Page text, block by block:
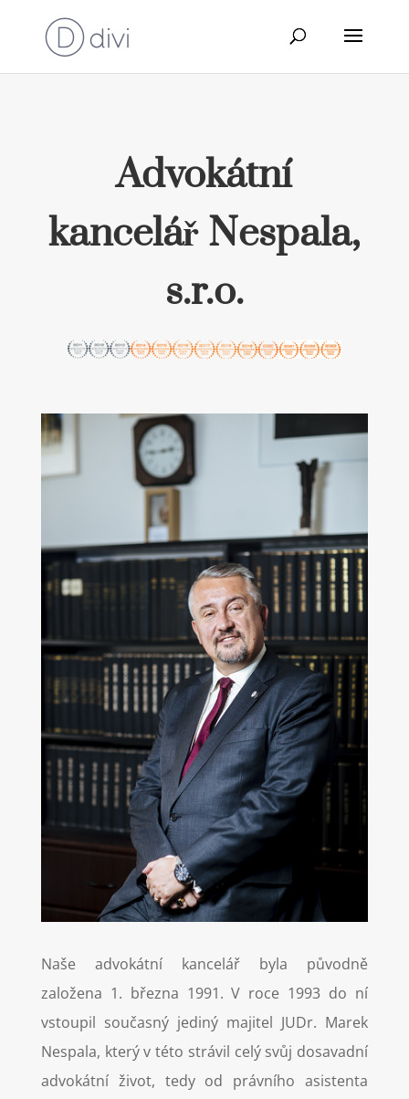
Advokátní
kancelář Nespala,
s.r.o.
Naše advokátní kancelář byla původně
založena 1. března 1991. V roce 1993 do ní
vstoupil současný jediný majitel JUDr. Marek
Nespala, který v této strávil celý svůj dosavadní
advokátní život, tedy od právního asistenta